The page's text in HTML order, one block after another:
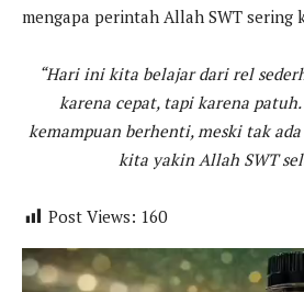
mengapa perintah Allah SWT sering
“Hari ini kita belajar dari rel
karena cepat, tapi karena
kemampuan berhenti, meski tak
kita yakin Allah SWT
Post Views: 160